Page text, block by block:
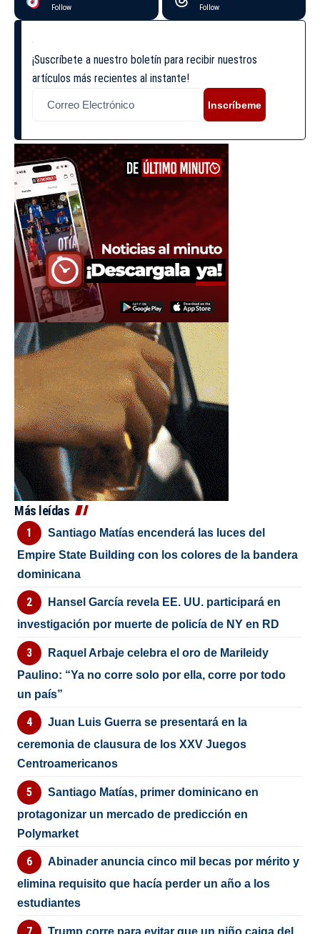
Follow Follow
¡Suscríbete a nuestro boletín para recibir nuestros
artículos más recientes al instante!
Inscríbeme
Más leídas
Santiago Matías encenderá las luces del
Empire State Building con los colores de la bandera
dominicana
Hansel García revela EE. UU. participará en
investigación por muerte de policía de NY en RD
Raquel Arbaje celebra el oro de Marileidy
Paulino: “Ya no corre solo por ella, corre por todo
un país”
Juan Luis Guerra se presentará en la
ceremonia de clausura de los XXV Juegos
Centroamericanos
Santiago Matías, primer dominicano en
protagonizar un mercado de predicción en
Polymarket
Abinader anuncia cinco mil becas por mérito y
elimina requisito que hacía perder un año a los
estudiantes
Trump corre para evitar que un niño caiga del